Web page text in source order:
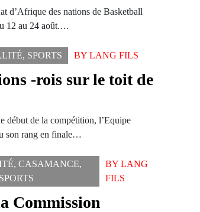
d’Afrique des nations de Basketball
12 au 24 août.…
, SPORTS BYLANG FILS
-rois sur le toit de
début de la compétition, l’Equipe
son rang en finale…
, CASAMANCE,
SPORTS
BYLANG
FILS
Commission